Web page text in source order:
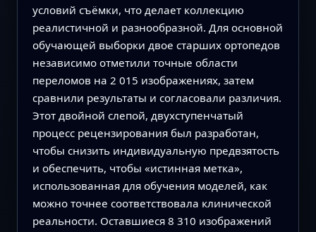
условий съёмки, что делает коллекцию
реалистичной и разнообразной. Для основной
обучающей выборки двое старших ортопедов
независимо отметили точные области
переломов на 2 015 изображениях, затем
сравнили результаты и согласовали различия.
Этот двойной слепой, двухступенчатый
процесс рецензирования был разработан,
чтобы снизить индивидуальную предвзятость
и обеспечить, чтобы «истинная метка»,
использованная для обучения моделей, как
можно точнее соответствовала клинической
реальности. Оставшиеся 8 310 изображений